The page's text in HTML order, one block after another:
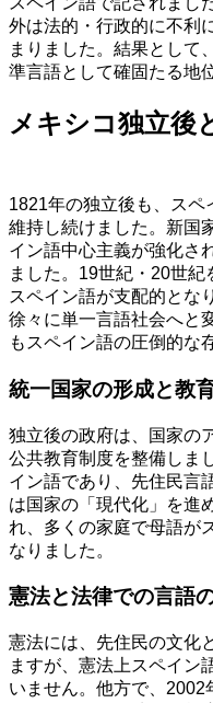
外は法的・行政的に不利
まりました。結果として
準言語として確固たる地
メキシコ独立後
1821年の独立後も、スペ
維持し続けました。新国
イン語中心主義が強化さ
ました。19世紀・20世
スペイン語が支配的とな
徐々に単一言語社会へと
もスペイン語の圧倒的な
統一国家の形成と教
独立後の政府は、国家の
公共教育制度を整備しま
イン語であり、先住民言
は国家の「現代化」を進
れ、多くの家庭で母語が
なりました。
憲法と法律での言語
憲法には、先住民の文化
ますが、憲法上スペイン
いません。他方で、2002